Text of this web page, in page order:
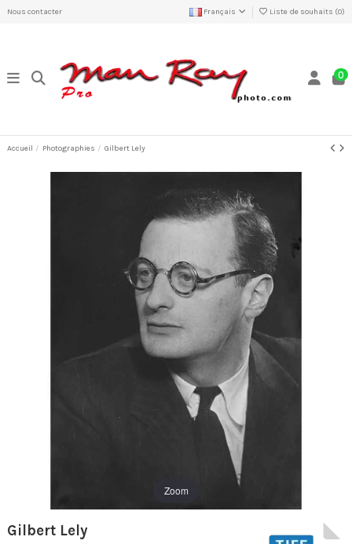
Nous contacter Français Liste de souhaits (0)
0
Accueil Photographies Gilbert Lely
Zoom
Gilbert Lely